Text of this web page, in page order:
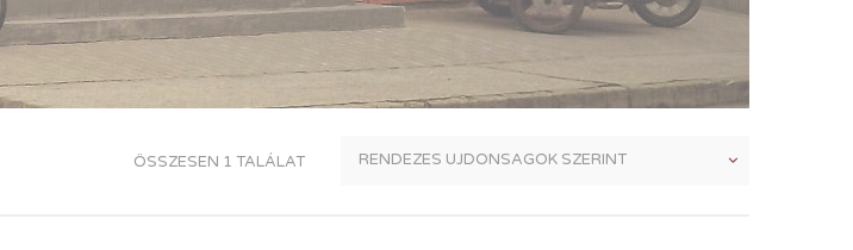
ÖSSZESEN 1 TALÁLAT